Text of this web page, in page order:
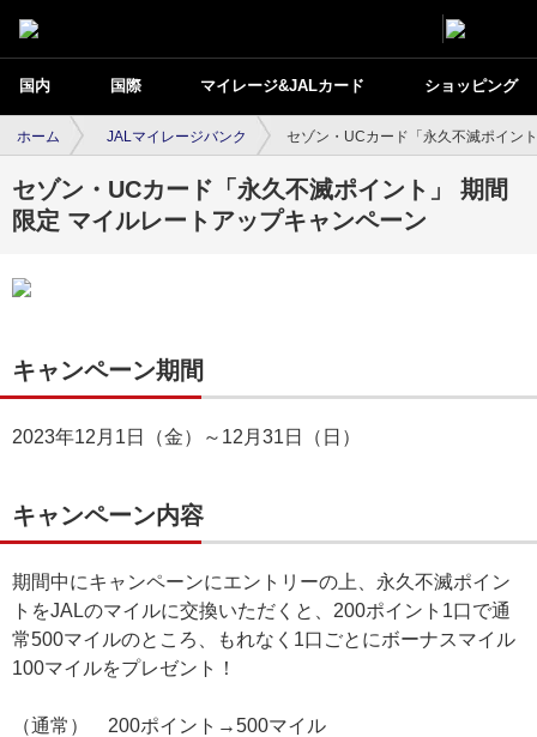
国内 国際 マイレージ&JALカード ショッピング
ホーム JALマイレージバンク セゾン・UCカード「永久不滅ポイン
セゾン・UCカード「永久不滅ポイント」 期間
限定 マイルレートアップキャンペーン
キャンペーン期間
2023年12月1日（金）～12月31日（日）
キャンペーン内容
期間中にキャンペーンにエントリーの上、永久不滅ポイン
トをJALのマイルに交換いただくと、200ポイント1口で通
常500マイルのところ、もれなく1口ごとにボーナスマイル
100マイルをプレゼント！
（通常） 200ポイント→500マイル